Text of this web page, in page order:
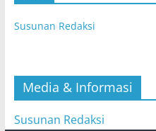
Susunan Redaksi
Media & Informasi
Susunan Redaksi